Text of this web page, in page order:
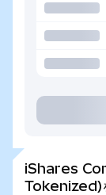
iShares
Tokenized)